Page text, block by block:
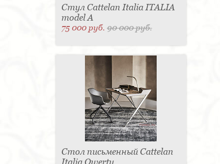
Стул Cattelan Italia ITALIA
model A
75 000 руб.90 000 руб.
Стол письменный Cattelan
Italia Qwerty